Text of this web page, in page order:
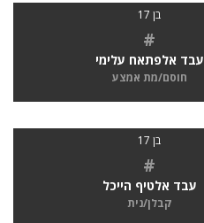
בן 17
#
עבד אלפתאח עלימי
חוסם/מת אמצע
בן 17
#
עבד אלטיף הייכל
קבלן/נית